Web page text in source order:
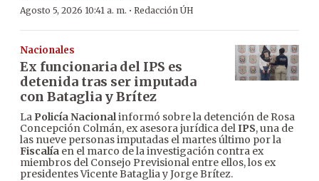
Agosto 5, 2026 10:41 a. m. · Redacción ÚH
Nacionales
Ex funcionaria del IPS es
detenida tras ser imputada
con Bataglia y Brítez
La Policía Nacionalinformó sobre la detención de Rosa
Concepción Colmán, ex asesora jurídica delIPS, una de
las nueve personas imputadas el martes último por la
Fiscalía en el marco de la investigación contra ex
miembros del Consejo Previsional entre ellos, los ex
presidentes Vicente Bataglia y Jorge Brítez.